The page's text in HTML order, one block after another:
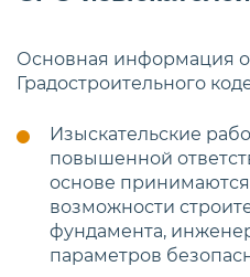
Основная информация
Градостроительного
Изыскательские
повышенной
основе
возможности
фундамента,
параметров